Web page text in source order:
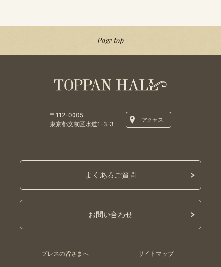
Page top
〒112-0005
東京都文京区水道1-3-3
アクセス
よくあるご質問
お問い合わせ
プレスの皆さまへ サイトマップ